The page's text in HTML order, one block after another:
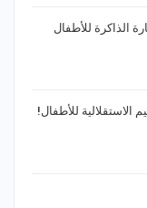
الذاكرة للأطفال